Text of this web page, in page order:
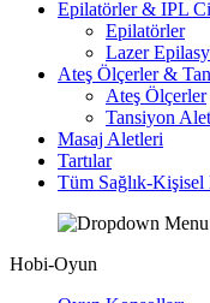
Epilatörler & IPL
Epilatörler
Lazer
Ateş Ölçerler &
Ateş Ölçerler
Tansiyon
Masaj Aletleri
Tartılar
Tüm Sağlık-Kişisel
Hobi-Oyun